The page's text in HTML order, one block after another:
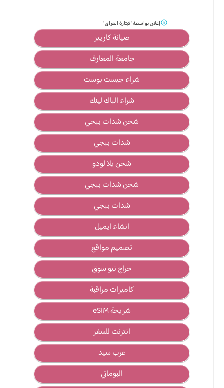
صيانة كاريير
جامعة المعارف
شراء جيست بوست
شراء الباك لينك
شحن شدات ببحي
شدات ببجي
شحن يلا لودو
شحن شدات ببجي
شدات ببجي
انشاء ايميل
تصميم مواقع
حراج نيو سوق
كاميرات مراقبة
شريحة eSIM
انترنت للسفر
عرب سيد
البوماتي
إعلان بواسطة"قيثارة العراق "